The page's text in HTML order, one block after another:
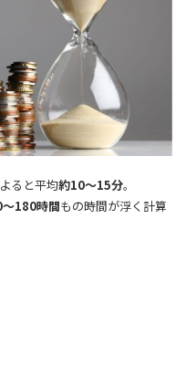
ると平均約10～15分。
180時間もの時間が浮く計算